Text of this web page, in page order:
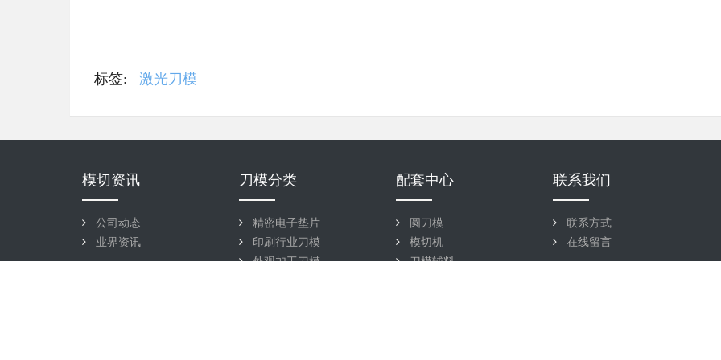
标签: 激光刀模
模切资讯
公司动态
业界资讯
刀模分类
精密电子垫片
印刷行业刀模
外观加工刀模
配套中心
圆刀模
模切机
刀模辅料
联系我们
联系方式
在线留言